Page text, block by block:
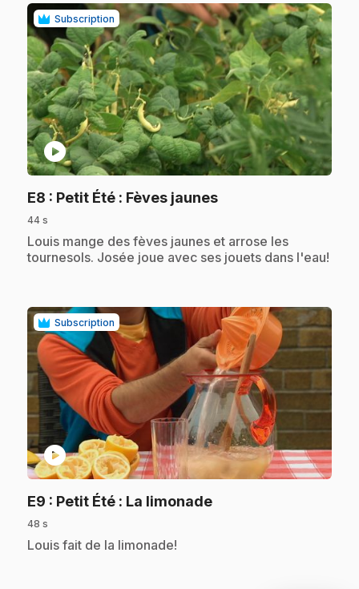
Subscription
play_circle
E8 : Petit Été : Fèves jaunes.
44 s
.Louis mange des fèves jaunes et arrose les
tournesols. Josée joue avec ses jouets dans l'eau!
Subscription
play_circle
E9 : Petit Été : La limonade.
48 s
.Louis fait de la limonade!